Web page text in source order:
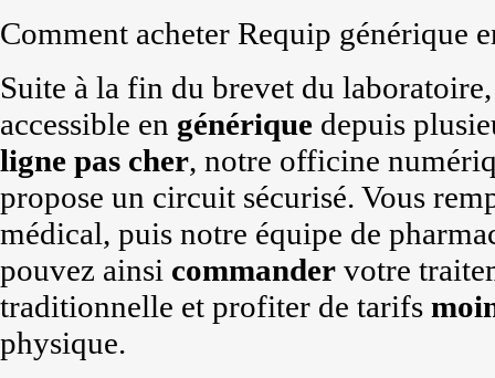
Comment acheter Requip générique
Suite à la fin du brevet du
accessible en générique depuis
ligne pas cher, notre officine
propose un circuit sécurisé. Vous
médical, puis notre équipe de
pouvez ainsi commander votre
traditionnelle et profiter de tarifs
physique.